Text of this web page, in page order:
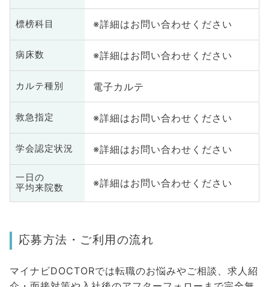
標榜科目 ※詳細はお問い合わせください
病床数 ※詳細はお問い合わせください
カルテ種別 電子カルテ
救急指定 ※詳細はお問い合わせください
学会認定状況 ※詳細はお問い合わせください
一日の
平均来院数
※詳細はお問い合わせください
応募方法・ご利用の流れ
マイナビDOCTORでは転職のお悩みやご相談、求人紹